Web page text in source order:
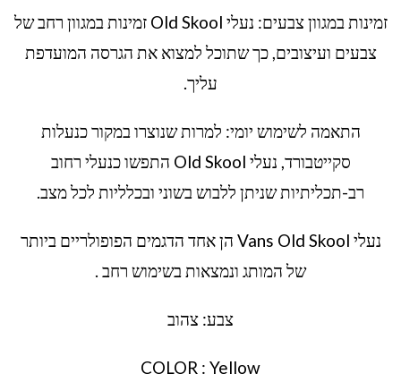
זמינות במגוון צבעים: נעלי Old Skool זמינות במגוון רחב של
צבעים ועיצובים, כך שתוכל למצוא את הגרסה המועדפת
עליך.
התאמה לשימוש יומי: למרות שנוצרו במקור כנעלות
סקייטבורד, נעלי Old Skool התפשו כנעלי רחוב
רב-תכליתיות שניתן ללבוש בשוני ובכלליות לכל מצב.
נעלי Vans Old Skool הן אחד הדגמים הפופולריים ביותר
של המותג ונמצאות בשימוש רחב .
צבע: צהוב
COLOR : Yellow